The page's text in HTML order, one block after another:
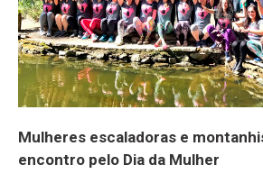
Mulheres escaladoras e
encontro pelo Dia da Mulher